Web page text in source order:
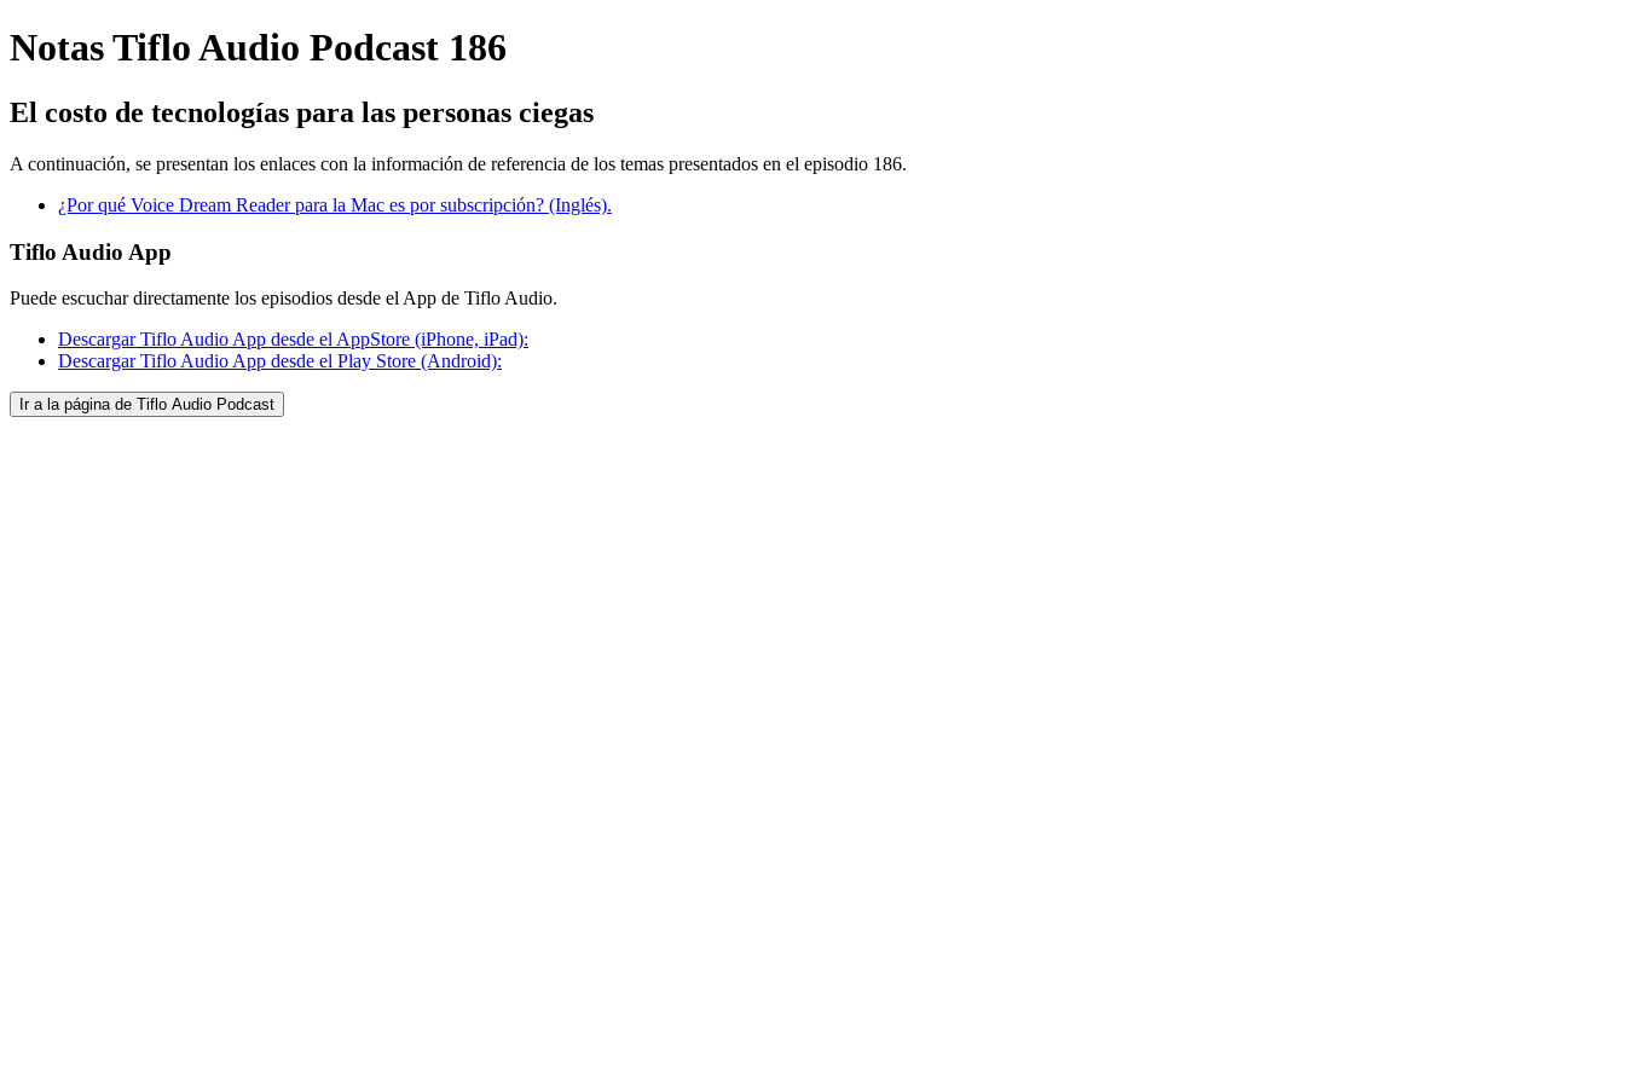
Notas Tiflo Audio Podcast 186
El costo de tecnologías para las personas ciegas
A continuación, se presentan los enlaces con la información de referencia de los temas presentados en el episodio 186.
¿Por qué Voice Dream Reader para la Mac es por subscripción? (Inglés).
Tiflo Audio App
Puede escuchar directamente los episodios desde el App de Tiflo Audio.
Descargar Tiflo Audio App desde el AppStore (iPhone, iPad):
Descargar Tiflo Audio App desde el Play Store (Android):
Ir a la página de Tiflo Audio Podcast